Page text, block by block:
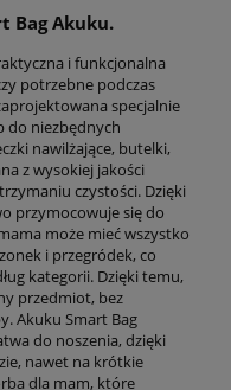
Bag Akuku.
i funkcjonalna
potrzebne podczas
specjalnie
do niezbędnych
nawilżające, butelki,
z wysokiej jakości
czystości. Dzięki
przymocowuje się do
może mieć wszystko
i przegródek, co
kategorii. Dzięki temu,
przedmiot, bez
Akuku Smart Bag
do noszenia, dzięki
nawet na krótkie
dla mam, które